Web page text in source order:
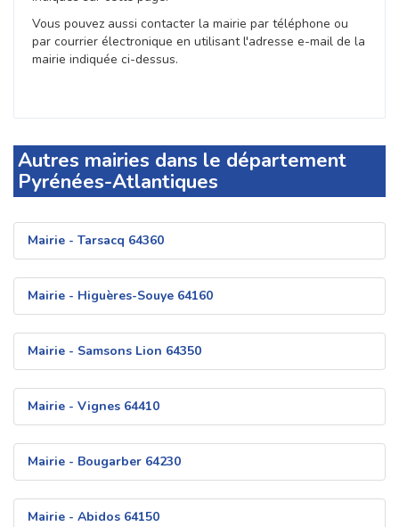
Vous pouvez aussi contacter la mairie par téléphone ou
par courrier électronique en utilisant l'adresse e-mail de la
mairie indiquée ci-dessus.
Autres mairies dans le département
Pyrénées-Atlantiques
Mairie - Tarsacq 64360
Mairie - Higuères-Souye 64160
Mairie - Samsons Lion 64350
Mairie - Vignes 64410
Mairie - Bougarber 64230
Mairie - Abidos 64150